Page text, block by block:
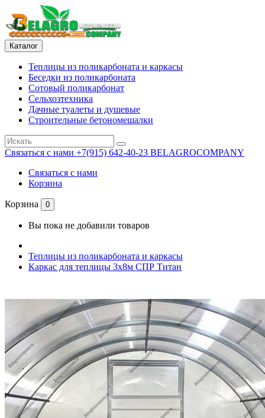
Каталог
Теплицы из поликарбоната и каркасы
Беседки из поликарбоната
Сотовый поликарбонат
Сельхозтехника
Дачные туалеты и душевые
Строительные бетономешалки
Связаться с нами +7(915) 642-40-23 BELAGROCOMPANY
Связаться с нами
Корзина
Корзина 0
Вы пока не добавили товаров
Теплицы из поликарбоната и каркасы
Каркас для теплицы 3х8м СПР Титан